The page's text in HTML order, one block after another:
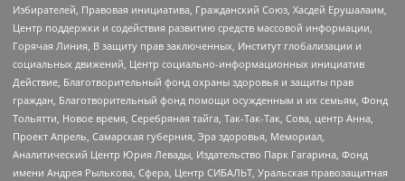
Избирателей, Правовая инициатива, Гражданский Союз, Хасдей Ерушалаим,
Центр поддержки и содействия развитию средств массовой информации,
Горячая Линия, В защиту прав заключенных, Институт глобализации и
социальных движений, Центр социально-информационных инициатив
Действие, Благотворительный фонд охраны здоровья и защиты прав
граждан, Благотворительный фонд помощи осужденным и их семьям, Фонд
Тольятти, Новое время, Серебряная тайга, Так-Так-Так, Сова, центр Анна,
Проект Апрель, Самарская губерния, Эра здоровья, Мемориал,
Аналитический Центр Юрия Левады, Издательство Парк Гагарина, Фонд
имени Андрея Рылькова, Сфера, Центр СИБАЛЬТ, Уральская правозащитная